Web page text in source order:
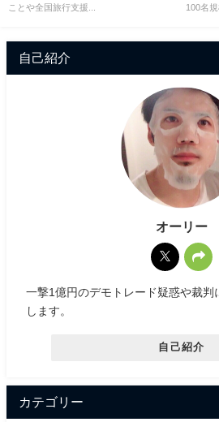
ことや全国旅行支援...
100名
自己紹介
オーリー
一撃1億円のデモトレード疑惑や裁判
します。
自己紹介
カテゴリー